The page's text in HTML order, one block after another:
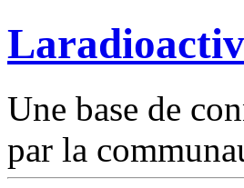
Une base de
par la